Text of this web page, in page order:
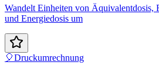
Wandelt Einheiten von Äquivalentdosis,
und Energiedosis um
🎈Druckumrechnung